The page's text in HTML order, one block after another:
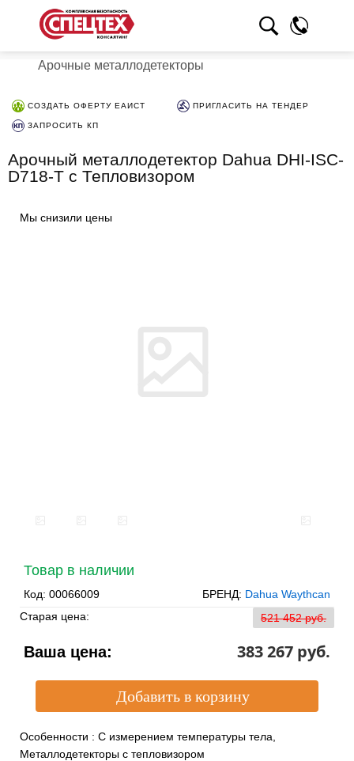
Арочные металлодетекторы
СОЗДАТЬ ОФЕРТУ ЕАИСТ ПРИГЛАСИТЬ НА ТЕНДЕР
ЗАПРОСИТЬ КП
Арочный металлодетектор Dahua DHI-ISC-
D718-T с Тепловизором
Мы снизили цены
Товар в наличии
Код: 00066009 БРЕНД: Dahua Waythcan
Старая цена:
521 452 pуб.
Ваша цена: 383 267 pуб.
Особенности : С измерением температуры тела,
Металлодетекторы с тепловизором